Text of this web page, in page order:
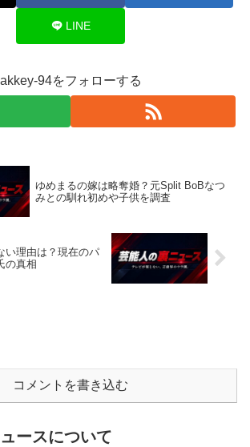
LINE
akkey-94をフォローする
ゆめまるの嫁は略奪婚？元Split BoBなつ
みとの馴れ初めや子供を調査
い理由は？現在のパ
の真相
コメントを書き込む
ースについて